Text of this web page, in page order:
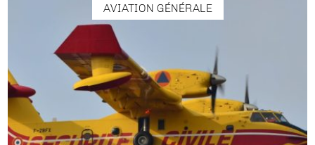
AVIATION GÉNÉRALE